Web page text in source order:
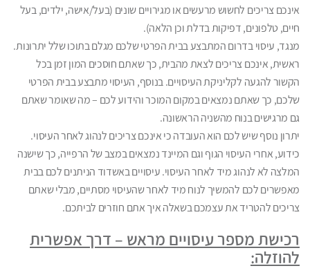
אינכם צריכים לחשוש מרעשים או מגירויים שונים (בעל/אישה, ילדים, בעל
חיים, טלפונים, דפיקות בדלת וכן הלאה).
מנגד, עיסוי בדרום המתבצע בבית הפרטי שלכם מגלם בתוכו שלל יתרונות.
ראשית, אינכם צריכים לצאת מהבית, כך שאתם חוסכים המון זמן בכל
הקשור להגעה לקליניקת העיסויים. בנוסף, העיסוי מתבצע בבית הפרטי
שלכם, כך שאתם נמצאים במקום המוכר והידוע לכם – מה שאומר שאתם
גם מרגישים בנוח מהשניה הראשונה.
יתרון נוסף שיש לכם הוא העובדה כי אינכם צריכים לנהוג לאחר העיסוי.
כידוע, אחרי העיסוי הגוף וגם המיינד נמצאים במצב של הרפייה, כך שישנה
המלצה לא לנהוג מיד לאחר העיסוי. עיסויים באשדוד הניתנים לכם בבית
מאפשרים לכם להמשיך לנוח מיד לאחר שהעיסוי מסתיים, מבלי שאתם
צריכים להטריד את עצמכם בשאלה איך אתם חוזרים לביתכם.
רכישת מספר עיסויים מראש – דרך אפשרית
להוזלה: